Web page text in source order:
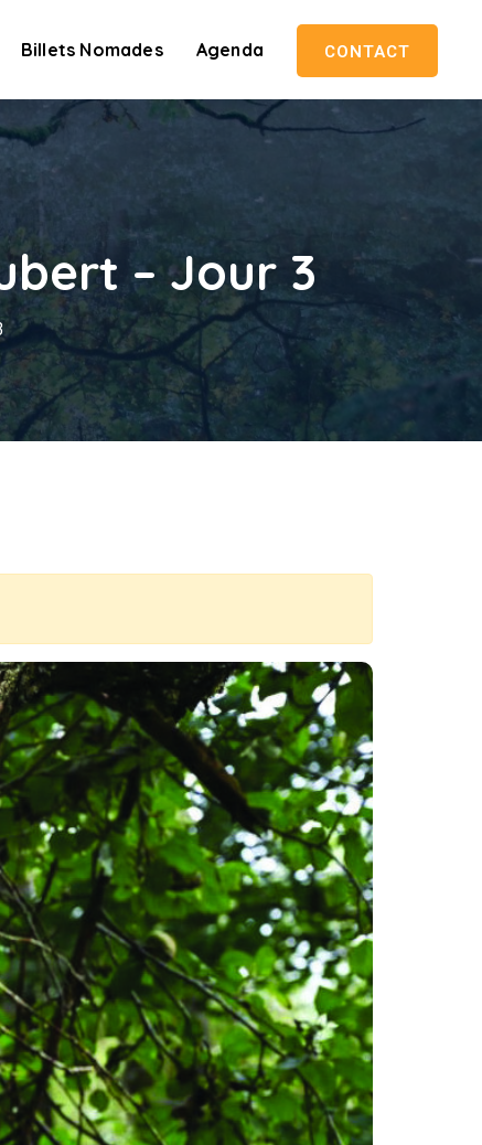
Billets Nomades Agenda CONTACT
– Jour 3